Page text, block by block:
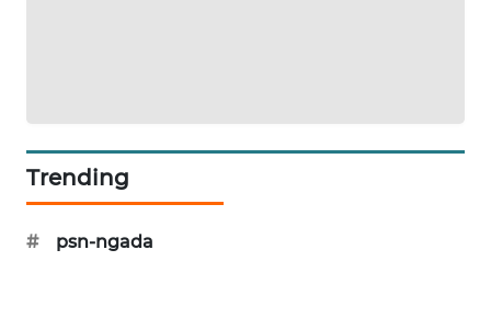
Trending
# psn-ngada
HUMBANG
NEWS
GARONGGANG
NEWS